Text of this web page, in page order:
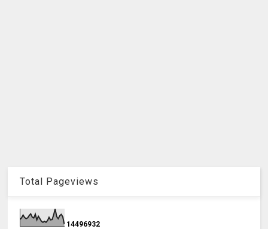
Total Pageviews
14496932